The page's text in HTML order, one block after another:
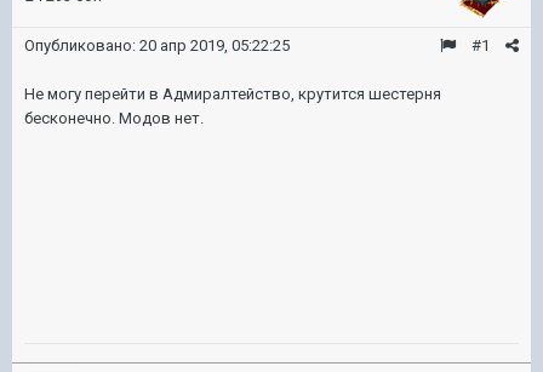
#1
Опубликовано: 20 апр 2019, 05:22:25
Не могу перейти в Адмиралтейство, крутится шестерня
бесконечно. Модов нет.